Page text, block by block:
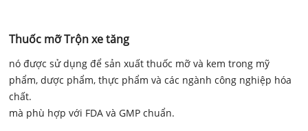
Thuốc mỡ Trộn xe tăng
nó được sử dụng để sản xuất thuốc mỡ và kem trong mỹ
phẩm, dược phẩm, thực phẩm và các ngành công nghiệp hóa
chất.
mà phù hợp với FDA và GMP chuẩn.